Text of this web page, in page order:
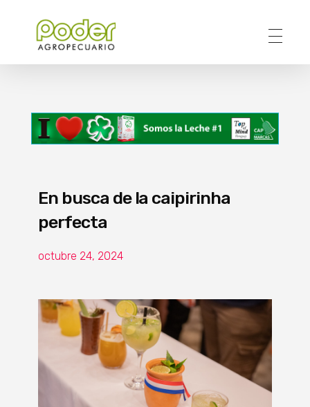
En busca de la caipirinha
perfecta
octubre 24, 2024